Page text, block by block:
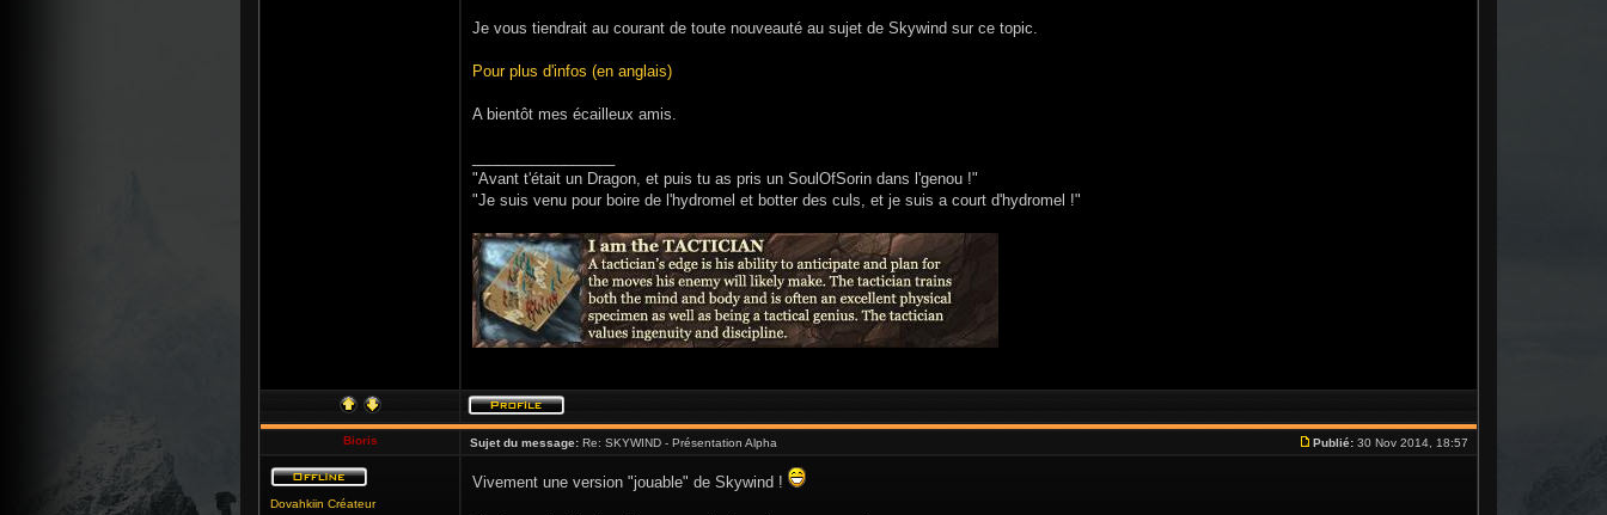
Je vous tiendrait au courant de toute nouveauté au sujet de Skywind sur ce topic.
Pour plus d'infos (en anglais)
A bientôt mes écailleux amis.
"Avant t'était un Dragon, et puis tu as pris un SoulOfSorin dans l'genou !"
"Je suis venu pour boire de l'hydromel et botter des culs, et je suis a court d'hydromel !"
Bioris Sujet du message: Re: SKYWIND - Présentation Alpha Publié: 30 Nov 2014, 18:57
Dovahkiin Créateur
Vivement une version "jouable" de Skywind !